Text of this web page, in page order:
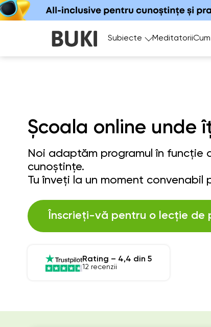
Subiecte Meditatorii
Școala online unde
Noi adaptăm programul în funcție
cunoștințe.
Tu înveți la un moment convenabil
Înscrieți-vă pentru o lecție de
Rating – 4,4 din 5
12 recenzii